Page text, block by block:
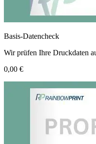
Basis-Datencheck
Wir prüfen Ihre Druckdaten
0,00 €